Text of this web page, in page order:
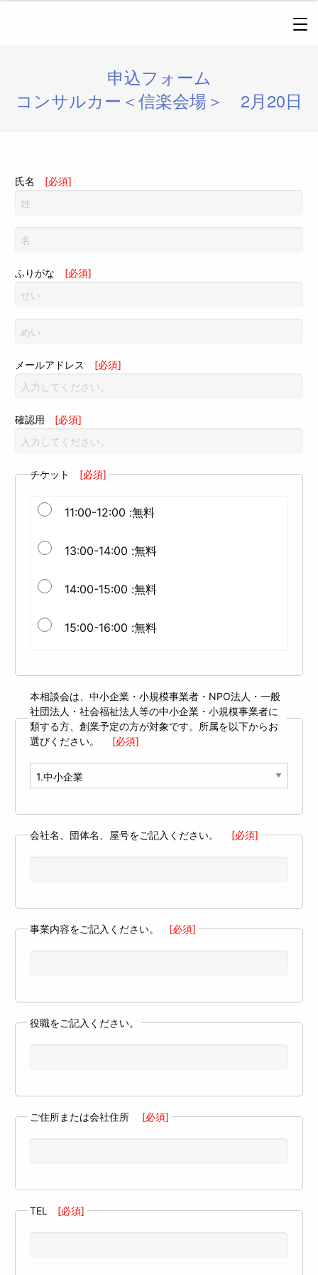
申込フォーム
コンサルカー＜信楽会場＞ 2月20日
氏名 [必須]
ふりがな [必須]
メールアドレス [必須]
確認用 [必須]
チケット [必須]
11:00-12:00 :無料
13:00-14:00 :無料
14:00-15:00 :無料
15:00-16:00 :無料
本相談会は、中小企業・小規模事業者・NPO法人・一般
社団法人・社会福祉法人等の中小企業・小規模事業者に
類する方、創業予定の方が対象です。所属を以下からお
選びください。
[必須]
会社名、団体名、屋号をご記入ください。 [必須]
事業内容をご記入ください。 [必須]
役職をご記入ください。
ご住所または会社住所 [必須]
TEL [必須]